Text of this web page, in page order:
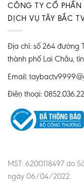
CÔNG TY CỔ
DỊCH VỤ TÂY BẮC
Địa chỉ: số 264 đường
thành phố Lai Châu,
Email:
Điện thoại:
MST: 6200118497 do
ngày 06/04/2022.